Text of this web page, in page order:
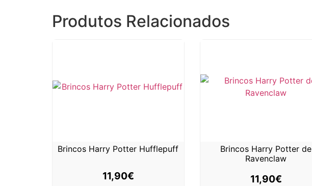
Produtos Relacionados
Brincos Harry Potter Hufflepuff
11,90€
Brincos Harry Potter de
Ravenclaw
11,90€